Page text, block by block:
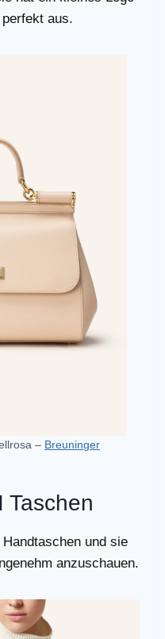
aus.
– Breuninger
Taschen
und sie
anzuschauen.